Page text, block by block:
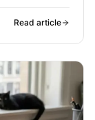
Read article